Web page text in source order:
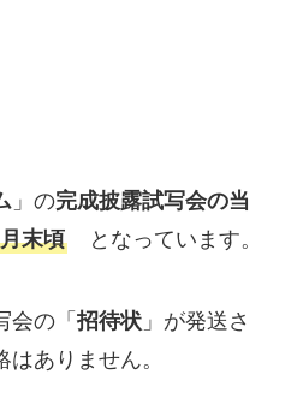
」の完成披露試写会の当
末頃となっています。
会の「 招待状」が発送さ
ありません。